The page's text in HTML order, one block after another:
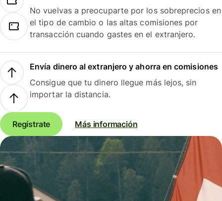
No vuelvas a preocuparte por los sobreprecios en
el tipo de cambio o las altas comisiones por
transacción cuando gastes en el extranjero.
Envía dinero al extranjero y ahorra en comisiones
Consigue que tu dinero llegue más lejos, sin
importar la distancia.
Regístrate Más información